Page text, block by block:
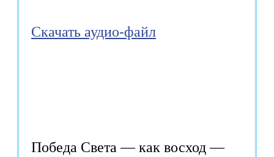
Скачать аудио-файл
Победа Света — как восход —